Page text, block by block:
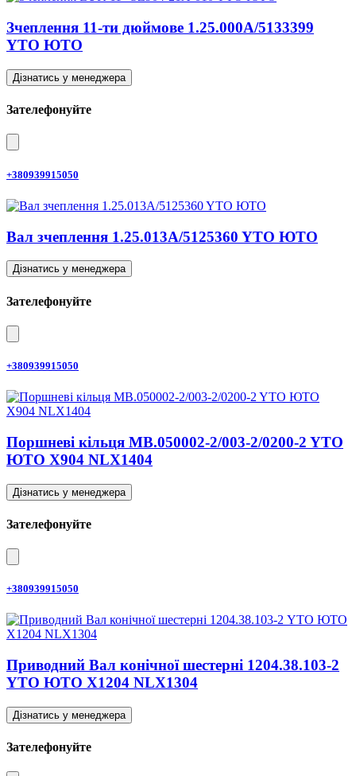
Зчеплення 11-ти дюймове 1.25.000A/5133399
YTO ЮТО
Дізнатись у менеджера
Зателефонуйте
+380939915050
Вал зчеплення 1.25.013A/5125360 YTO ЮТО
Дізнатись у менеджера
Зателефонуйте
+380939915050
Поршневі кільця MB.050002-2/003-2/0200-2 YTO
ЮТО X904 NLX1404
Дізнатись у менеджера
Зателефонуйте
+380939915050
Приводний Вал конічної шестерні 1204.38.103-2
YTO ЮТО X1204 NLX1304
Дізнатись у менеджера
Зателефонуйте